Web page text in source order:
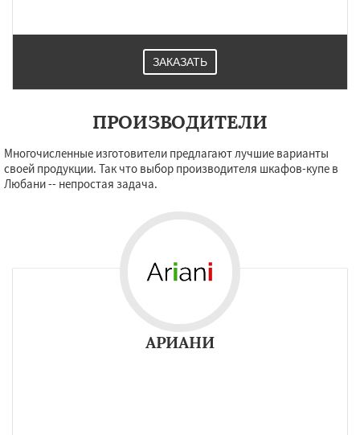
ЗАКАЗАТЬ
ПРОИЗВОДИТЕЛИ
Многочисленные изготовители предлагают лучшие варианты
своей продукции. Так что выбор производителя шкафов-купе в
Любани -- непростая задача.
АРИАНИ